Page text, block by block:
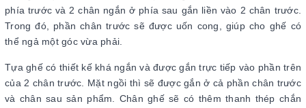
phía trước và 2 chân ngắn ở phía sau gắn liền vào 2 chân trước.
Trong đó, phần chân trước sẽ được uốn cong, giúp cho ghế có
thể ngả một góc vừa phải.
Tựa ghế có thiết kế khá ngắn và được gắn trực tiếp vào phần trên
của 2 chân trước. Mặt ngồi thì sẽ được gắn ở cả phần chân trước
và chân sau sản phẩm. Chân ghế sẽ có thêm thanh thép chắn